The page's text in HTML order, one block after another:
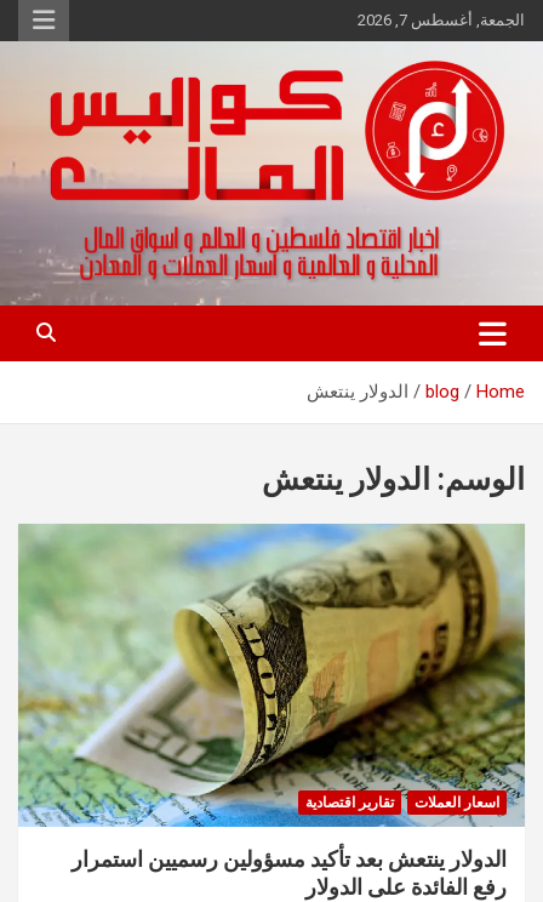
Skip
to
الجمعة, أغسطس 7, 2026
كواليس المال
اخبار اقتصاد فلسطين و العالم و تقارير اسواق المال و العملات
Home
blog الدولار ينتعش
الوسم: الدولار ينتعش
اسعار العملات تقارير اقتصادية
الدولار ينتعش بعد تأكيد مسؤولين رسميين استمرار
رفع الفائدة على الدولار